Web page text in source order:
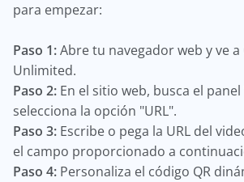
para empezar:
Paso 1:Abre tu navegador web y ve a
Unlimited.
Paso 2: En el sitio web, busca el
selecciona la opción "URL".
Paso 3: Escribe o pega la URL del
el campo proporcionado a
Paso 4: Personaliza el código QR